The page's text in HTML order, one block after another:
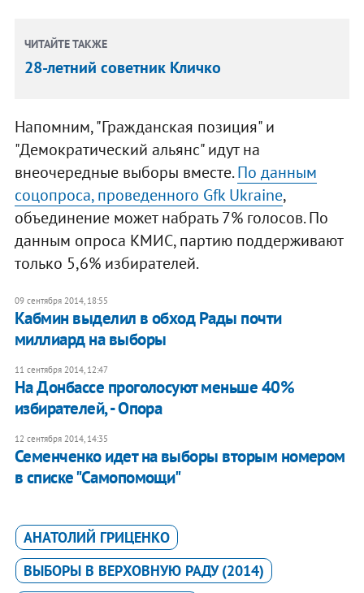
ЧИТАЙТЕ ТАКЖЕ
28-летний советник Кличко
Напомним, "Гражданская позиция" и
"Демократический альянс" идут на
внеочередные выборы вместе.По данным
соцопроса, проведенного Gfk Ukraine,
объединение может набрать 7% голосов. По
данным опроса КМИС, партию поддерживают
только 5,6% избирателей.
09 сентября 2014, 18:55
Кабмин выделил в обход Рады почти
миллиард на выборы
11 сентября 2014, 12:47
На Донбассе проголосуют меньше 40%
избирателей, - Опора
12 сентября 2014, 14:35
Семенченко идет на выборы вторым номером
в списке "Самопомощи"
АНАТОЛИЙ ГРИЦЕНКО
ВЫБОРЫ В ВЕРХОВНУЮ РАДУ (2014)